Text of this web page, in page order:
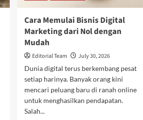
Cara Memulai Bisnis Digital
Marketing dari Nol dengan
Mudah
Editorial Team
July 30, 2026
Dunia digital terus berkembang pesat
setiap harinya. Banyak orang kini
mencari peluang baru di ranah online
untuk menghasilkan pendapatan.
Salah...